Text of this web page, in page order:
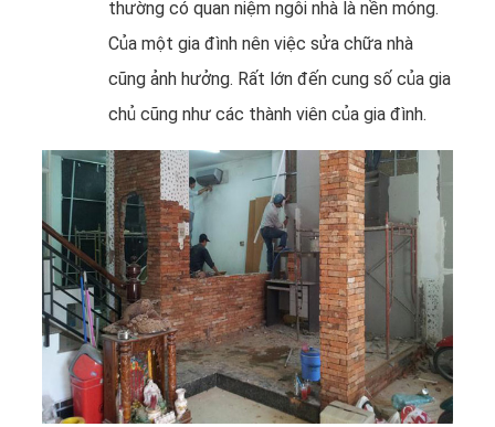
thường có quan niệm ngôi nhà là nền móng.
Của một gia đình nên việc sửa chữa nhà
cũng ảnh hưởng. Rất lớn đến cung số của gia
chủ cũng như các thành viên của gia đình.